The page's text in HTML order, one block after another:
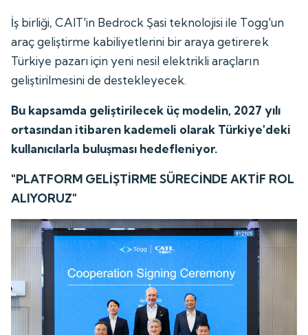
İş birliği, CAIT'in Bedrock Şasi teknolojisi ile Togg'un
araç geliştirme kabiliyetlerini bir araya getirerek
Türkiye pazarı için yeni nesil elektrikli araçların
geliştirilmesini de destekleyecek.
Bu kapsamda geliştirilecek üç modelin, 2027 yılı
ortasından itibaren kademeli olarak Türkiye'deki
kullanıcılarla buluşması hedefleniyor.
"PLATFORM GELİŞTİRME SÜRECİNDE AKTİF ROL
ALIYORUZ"